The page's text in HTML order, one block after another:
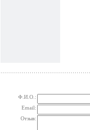
Ф.И.О.:
Email:
Отзыв: